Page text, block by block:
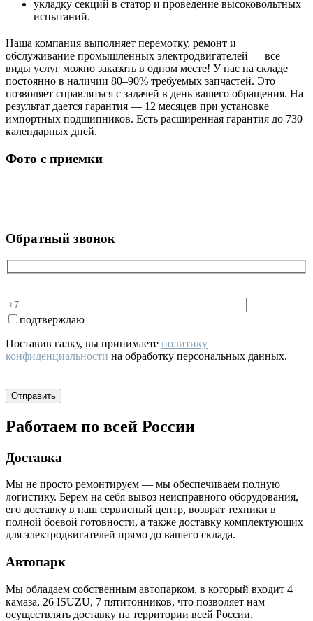
укладку секций в статор и проведение высоковольтных
испытаний.
Наша компания выполняет перемотку, ремонт и
обслуживание промышленных электродвигателей — все
виды услуг можно заказать в одном месте! У нас на складе
постоянно в наличии 80–90% требуемых запчастей. Это
позволяет справляться с задачей в день вашего обращения. На
результат дается гарантия — 12 месяцев при установке
импортных подшипников. Есть расширенная гарантия до 730
календарных дней.
Фото с приемки
Обратный звонок
подтверждаю
Поставив галку, вы принимаете политику
конфиденциальности на обработку персональных данных.
Работаем по всей России
Доставка
Мы не просто ремонтируем — мы обеспечиваем полную
логистику. Берем на себя вывоз неисправного оборудования,
его доставку в наш сервисный центр, возврат техники в
полной боевой готовности, а также доставку комплектующих
для электродвигателей прямо до вашего склада.
Автопарк
Мы обладаем собственным автопарком, в который входит 4
камаза, 26 ISUZU, 7 пятитонников, что позволяет нам
осуществлять доставку на территории всей России.